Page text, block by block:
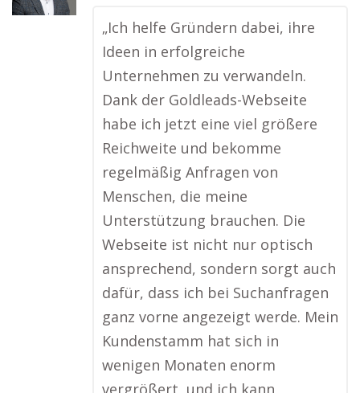
„Ich helfe Gründern dabei, ihre
Ideen in erfolgreiche
Unternehmen zu verwandeln.
Dank der Goldleads-Webseite
habe ich jetzt eine viel größere
Reichweite und bekomme
regelmäßig Anfragen von
Menschen, die meine
Unterstützung brauchen. Die
Webseite ist nicht nur optisch
ansprechend, sondern sorgt auch
dafür, dass ich bei Suchanfragen
ganz vorne angezeigt werde. Mein
Kundenstamm hat sich in
wenigen Monaten enorm
vergrößert, und ich kann